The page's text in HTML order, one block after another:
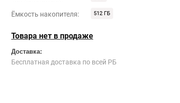
Ёмкость накопителя: 512 ГБ
Товара нет в продаже
Доставка:
Бесплатная доставка по всей РБ